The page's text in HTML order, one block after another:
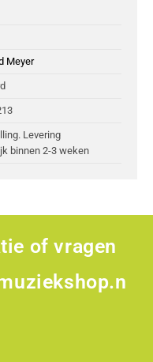
Meyer
Levering
binnen 2-3 weken
of vragen